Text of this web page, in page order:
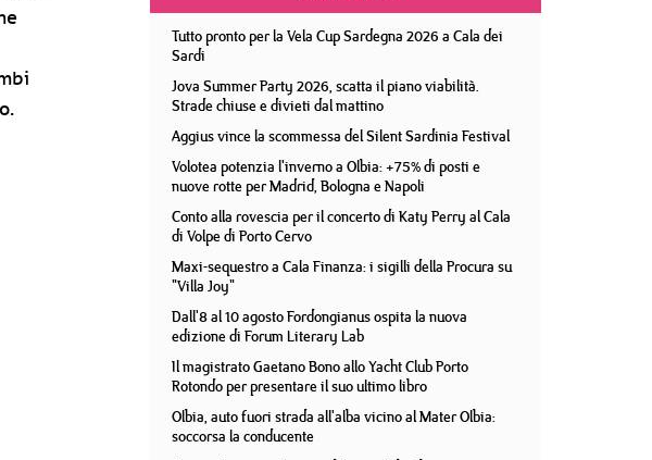
Tutto pronto per la Vela Cup Sardegna 2026 a Cala dei
Sardi
Jova Summer Party 2026, scatta il piano viabilità.
Strade chiuse e divieti dal mattino
Aggius vince la scommessa del Silent Sardinia Festival
Volotea potenzia l'inverno a Olbia: +75% di posti e
nuove rotte per Madrid, Bologna e Napoli
Conto alla rovescia per il concerto di Katy Perry al Cala
di Volpe di Porto Cervo
Maxi-sequestro a Cala Finanza: i sigilli della Procura su
"Villa Joy"
Dall'8 al 10 agosto Fordongianus ospita la nuova
edizione di Forum Literary Lab
Il magistrato Gaetano Bono allo Yacht Club Porto
Rotondo per presentare il suo ultimo libro
Olbia, auto fuori strada all'alba vicino al Mater Olbia:
soccorsa la conducente